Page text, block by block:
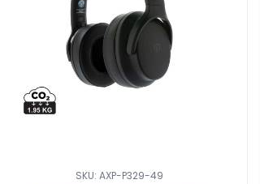
SKU: AXP-P329-49